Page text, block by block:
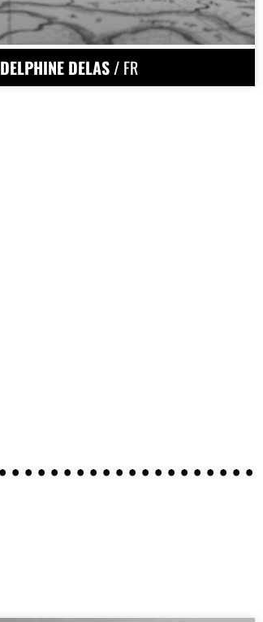
DELPHINE DELAS/ FR